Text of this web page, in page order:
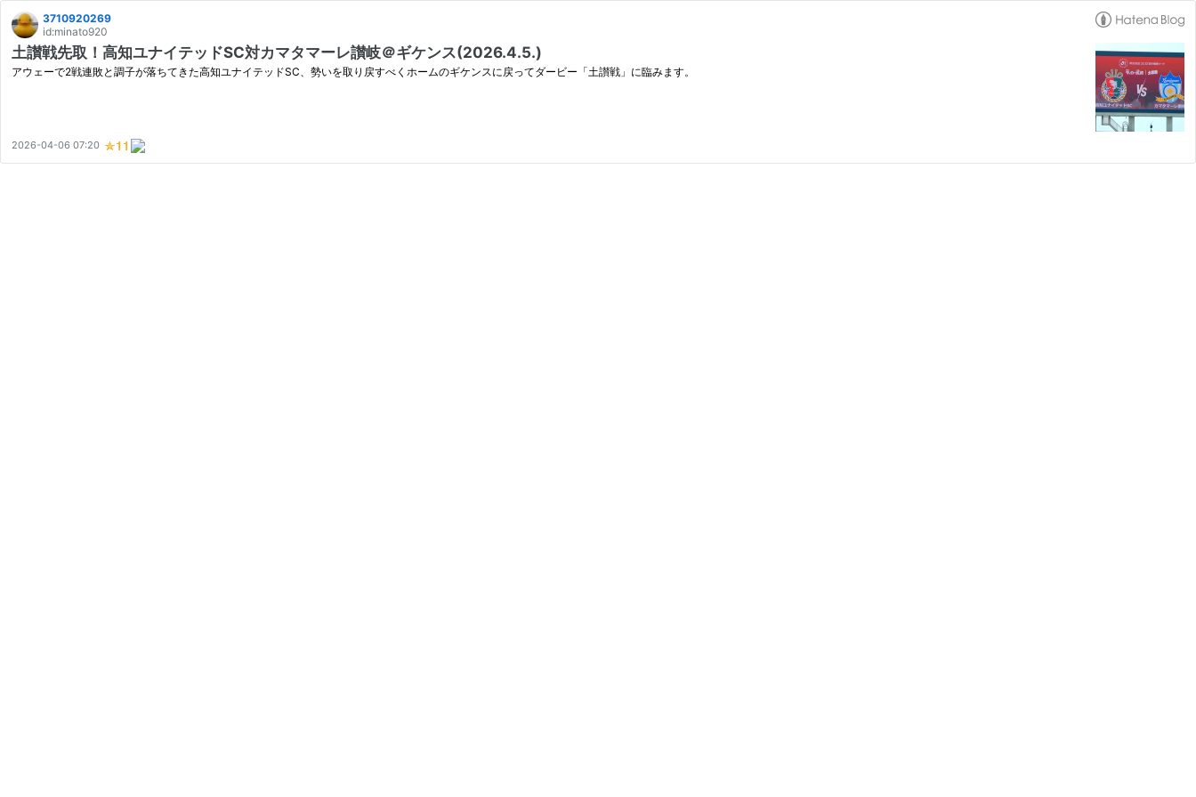
3710920269
id:minato920
土讃戦先取！高知ユナイテッドSC対カマタマーレ讃岐＠ギケンス(2026.4.5.)
アウェーで2戦連敗と調子が落ちてきた高知ユナイテッドSC、勢いを取り戻すべくホームのギケンスに戻ってダービー「土讃戦」に臨みます。
2026-04-06 07:20